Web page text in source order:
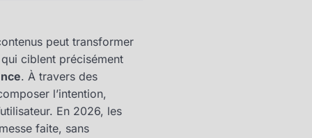
peut transformer
ciblent précisément
. À travers des
l’intention,
En 2026, les
faite, sans